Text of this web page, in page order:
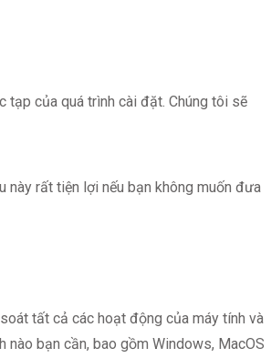
tạp của quá trình cài đặt. Chúng tôi sẽ
này rất tiện lợi nếu bạn không muốn đưa
tất cả các hoạt động của máy tính và
nào bạn cần, bao gồm Windows, MacOS